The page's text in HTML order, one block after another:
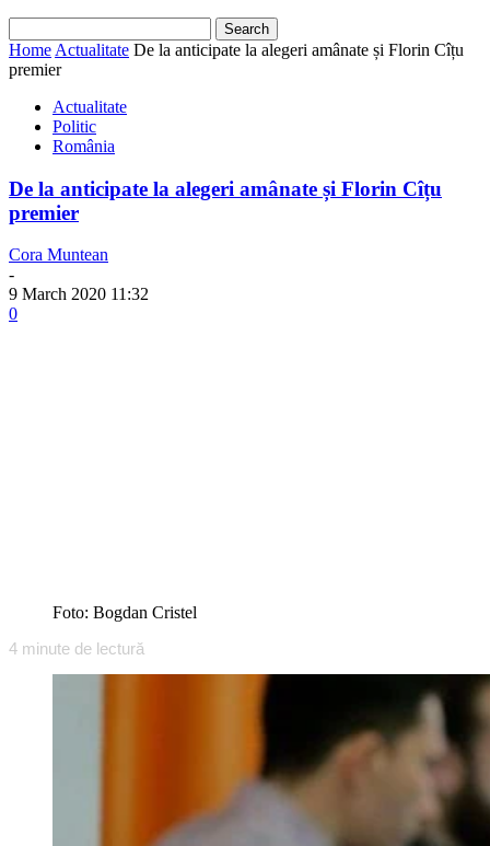
Home Actualitate De la anticipate la alegeri amânate și Florin Cîțu
premier
Actualitate
Politic
România
De la anticipate la alegeri amânate și Florin Cîțu
premier
Cora Muntean
-
9 March 2020 11:32
0
Foto: Bogdan Cristel
4 minute de lectură